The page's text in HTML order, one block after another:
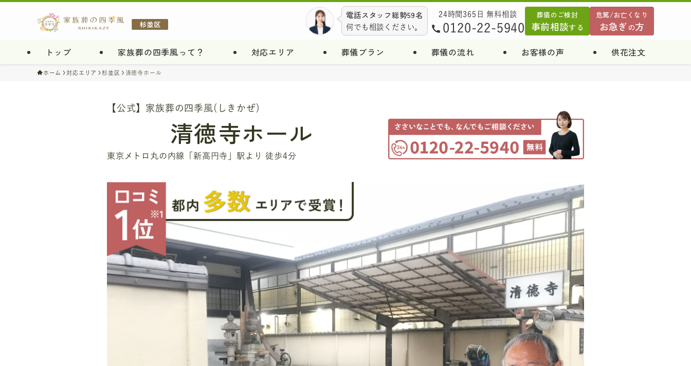
トップ 家族葬の四季風って？ 対応エリア 葬儀プラン 葬儀の流れ お客様の声 供花注文
電話スタッフ総勢59名
何でも相談ください。
24時間365日 無料相談
0120-22-5940
葬儀のご検討
事前相談する
危篤/お亡くなり
お急ぎの方
ホーム 対応エリア 杉並区 清徳寺ホール
【公式】家族葬の四季風(しきかぜ)
清徳寺ホール
東京メトロ丸の内線「新高円寺」駅より 徒歩4分